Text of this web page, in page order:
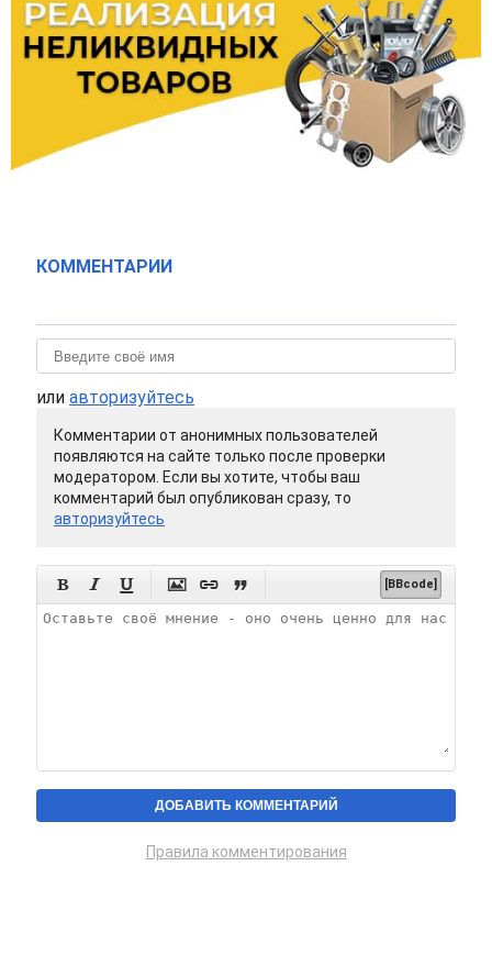
КОММЕНТАРИИ
или авторизуйтесь
Комментарии от анонимных пользователей
появляются на сайте только после проверки
модератором. Если вы хотите, чтобы ваш
комментарий был опубликован сразу, то
авторизуйтесь
      [BBcode]
Правила комментирования